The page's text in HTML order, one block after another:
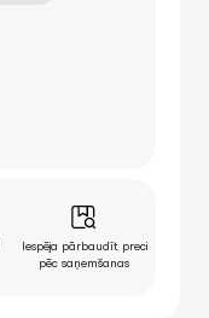
Iespēja pārbaudīt preci
pēc saņemšanas